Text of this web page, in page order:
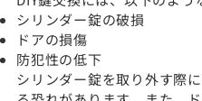
シリンダー錠の破損
ドアの損傷
防犯性の低下
シリンダー錠を取り外す際